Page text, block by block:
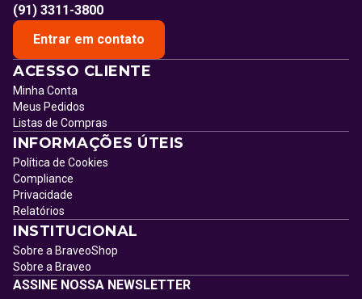
(91) 3311-3800
Entrar em contato
ACESSO CLIENTE
Minha Conta
Meus Pedidos
Listas de Compras
INFORMAÇÕES ÚTEIS
Política de Cookies
Compliance
Privacidade
Relatórios
INSTITUCIONAL
Sobre a BraveoShop
Sobre a Braveo
ASSINE NOSSA NEWSLETTER